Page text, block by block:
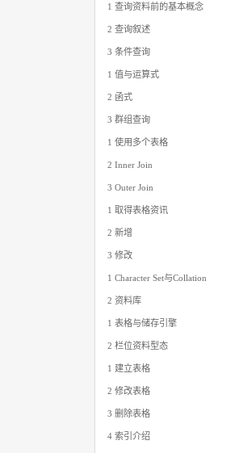
1 查询资料前的基本概念
2 查询叙述
3 条件查询
1 值与运算式
2 函式
3 群组查询
1 使用多个表格
2 Inner Join
3 Outer Join
1 取得表格资讯
2 新增
3 修改
1 Character Set与Collat​​ion
2 资料库
1 表格与储存引擎
2 栏位资料型态
1 建立表格
2 修改表格
3 删除表格
4 索引介绍